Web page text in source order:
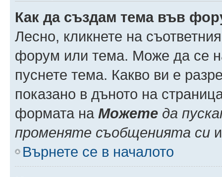
Как да създам тема във
Лесно, кликнете на
форум или тема. Може да се
пуснете тема. Какво ви е
показано в дъното на
формата на Можете да
променяте съобщенията си
Върнете се в началото